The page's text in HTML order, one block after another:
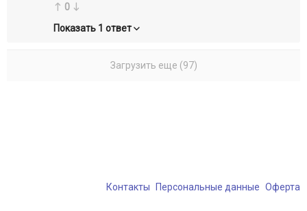
0
Показать 1 ответ
Загрузить еще (97)
Контакты Персональные данные Оферта